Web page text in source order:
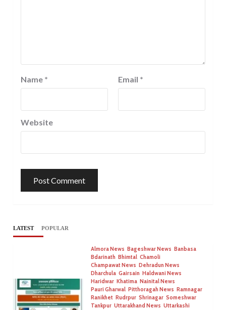
Name * Email *
Website
LATEST POPULAR
Almora News Bageshwar News Banbasa
Bdarinath Bhimtal Chamoli
Champawat News Dehradun News
Dharchula Gairsain Haldwani News
Haridwar Khatima Nainital News
Pauri Gharwal Pitthoragah News Ramnagar
Ranikhet Rudrpur Shrinagar Someshwar
Tankpur Uttarakhand News Uttarkashi